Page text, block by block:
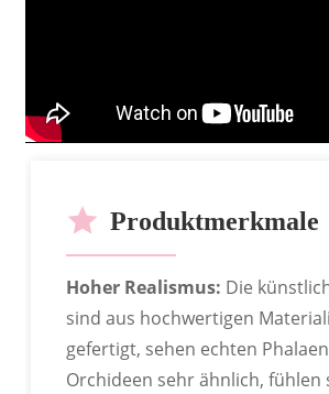
Produktmerkmale
Hoher Realismus: Die
sind aus hochwertigen
gefertigt, sehen echten
Orchideen sehr ähnlich, fühlen
ODM